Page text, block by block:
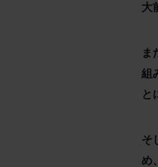
大
ま
組
と
そ
め